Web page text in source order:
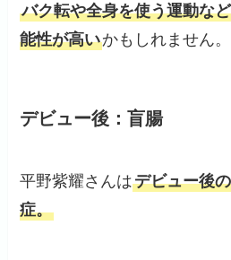
バク転や全身を使う運動な
能性が高いかもしれません。
デビュー後：盲腸
平野紫耀さんはデビュー後
症。